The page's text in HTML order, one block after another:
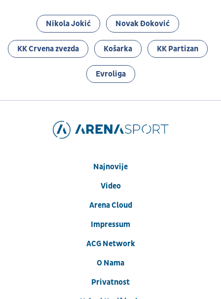
Nikola Jokić Novak Đoković
KK Crvena zvezda Košarka KK Partizan
Evroliga
Najnovije
Video
Arena Cloud
Impressum
ACG Network
O Nama
Privatnost